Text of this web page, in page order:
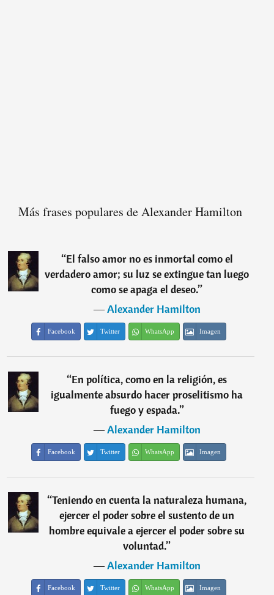
Más frases populares de Alexander Hamilton
“El falso amor no es inmortal como el
verdadero amor; su luz se extingue tan luego
como se apaga el deseo.”
―Alexander Hamilton
Facebook Twitter WhatsApp Imagen
“En política, como en la religión, es
igualmente absurdo hacer proselitismo ha
fuego y espada.”
―Alexander Hamilton
Facebook Twitter WhatsApp Imagen
“Teniendo en cuenta la naturaleza humana,
ejercer el poder sobre el sustento de un
hombre equivale a ejercer el poder sobre su
voluntad.”
―Alexander Hamilton
Facebook Twitter WhatsApp Imagen